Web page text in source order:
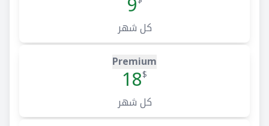
كل شهر
Premium
$
18
كل شهر